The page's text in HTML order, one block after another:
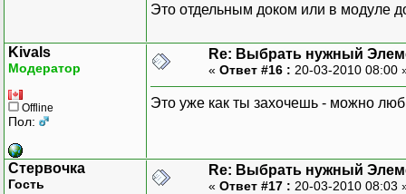
Это отдельным доком или в модуле
Kivals
Модератор
Offline
Пол:
Re: Выбрать нужный
« Ответ #16 : 20-03-2010 08:00
Это уже как ты захочешь - можно
Стервочка
Гость
Re: Выбрать нужный
« Ответ #17 : 20-03-2010 08:03